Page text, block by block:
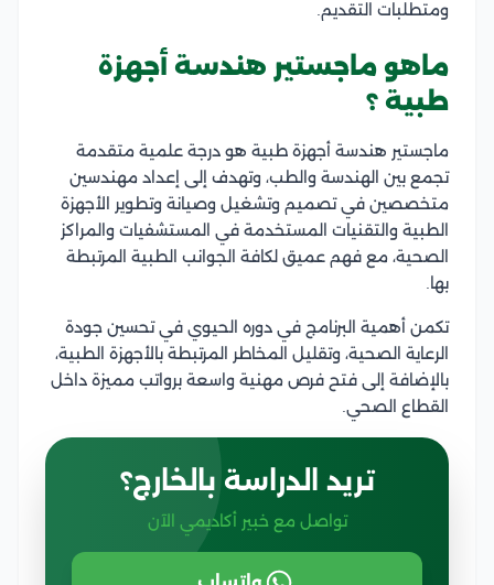
ومتطلبات التقديم.
ماهو ماجستير هندسة أجهزة
طبية ؟
ماجستير هندسة أجهزة طبية هو درجة علمية متقدمة
تجمع بين الهندسة والطب، وتهدف إلى إعداد مهندسين
متخصصين في تصميم وتشغيل وصيانة وتطوير الأجهزة
الطبية والتقنيات المستخدمة في المستشفيات والمراكز
الصحية، مع فهم عميق لكافة الجوانب الطبية المرتبطة
بها.
تكمن أهمية البرنامج في دوره الحيوي في تحسين جودة
الرعاية الصحية، وتقليل المخاطر المرتبطة بالأجهزة الطبية،
بالإضافة إلى فتح فرص مهنية واسعة برواتب مميزة داخل
القطاع الصحي.
تريد الدراسة بالخارج؟
تواصل مع خبير أكاديمي الآن